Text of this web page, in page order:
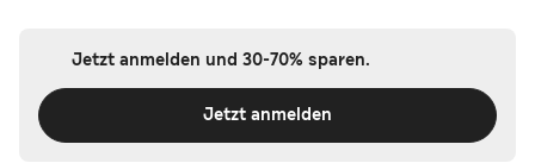
Jetzt anmelden und 30-70% sparen.
Jetzt anmelden